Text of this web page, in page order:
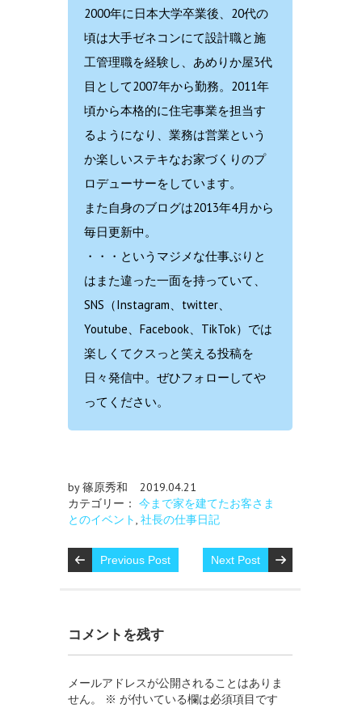
2000年に日本大学卒業後、20代の
頃は大手ゼネコンにて設計職と施
工管理職を経験し、あめりか屋3代
目として2007年から勤務。2011年
頃から本格的に住宅事業を担当す
るようになり、業務は営業という
か楽しいステキなお家づくりのプ
ロデューサーをしています。
また自身のブログは2013年4月から
毎日更新中。
・・・というマジメな仕事ぶりと
はまた違った一面を持っていて、
SNS（Instagram、twitter、
Youtube、Facebook、TikTok）では
楽しくてクスっと笑える投稿を
日々発信中。ぜひフォローしてや
ってください。
by 篠原秀和
2019.04.21
カテゴリー： 今まで家を建てたお客さま
とのイベント, 社長の仕事日記
Previous Post Next Post
コメントを残す
メールアドレスが公開されることはありま
せん。
※ が付いている欄は必須項目です